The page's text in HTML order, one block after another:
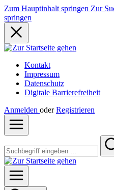
Zum Hauptinhalt springen Zur
springen
Kontakt
Impressum
Datenschutz
Digitale Barrierefreiheit
Anmelden oder Registrieren